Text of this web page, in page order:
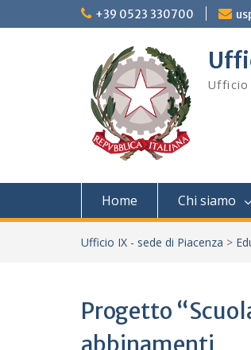
to
+39 0523 330700
Ufficio
Home Chi siamo
Ufficio IX - sede di Piacenza >
Progetto